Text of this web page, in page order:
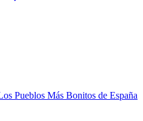
Pueblos Más Bonitos de España